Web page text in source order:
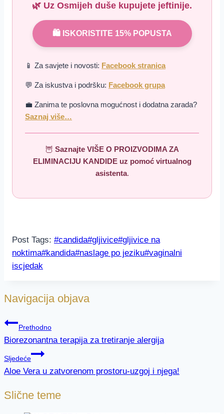
🌿 Uz Osmijeh duše kupujete jeftinije.
🛍️ ISKORISTITE 15% POPUSTA
📱 Za savjete i novosti: Facebook stranica
💬 Za iskustva i podršku: Facebook grupa
💼 Zanima te poslovna mogućnost i dodatna zarada?
Saznaj više…
🦉 Saznajte VIŠE O PROIZVODIMA ZA
ELIMINACIJU KANDIDE uz pomoć virtualnog
asistenta.
Post Tags: #candida#gljivice#gljivice na
noktima#kandida#naslage po jeziku#vaginalni
iscjedak
Navigacija objava
Prethodno
Biorezonantna terapija za tretiranje alergija
Sljedeće
Aloe Vera u zatvorenom prostoru-uzgoj i njega!
Slične teme